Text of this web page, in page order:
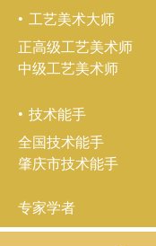
工艺美术大师
正高级工艺美术师
中级工艺美术师
技术能手
全国技术能手
肇庆市技术能手
专家学者